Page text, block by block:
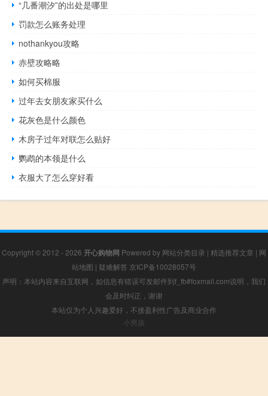
“几番潮汐”的出处是哪里
罚款怎么账务处理
nothankyou攻略
赤壁攻略略
如何买棉服
过年去女朋友家买什么
花灰色是什么颜色
木房子过年对联怎么贴好
鹦鹉的本领是什么
衣服大了怎么穿好看
Copyright © 2012 - 2026 开心购物网 Powered by 网站分类目录 | 精选推荐文章 | 网
站地图 | 疑难解答 京ICP备10028057号
声明：本站内容来自互联网，如信息有错误可发邮件到f_fb#foxmail.com说明，我们
会及时纠正，谢谢
本站仅为个人兴趣爱好，不接盈利性广告及商业合作
小男孩